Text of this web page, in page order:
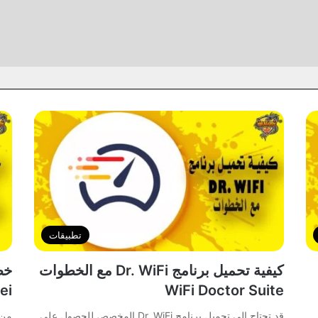
تطبيقات
كيفية تحميل برنامج Dr. WiFi مع الخطوات
WiFi Doctor Suite